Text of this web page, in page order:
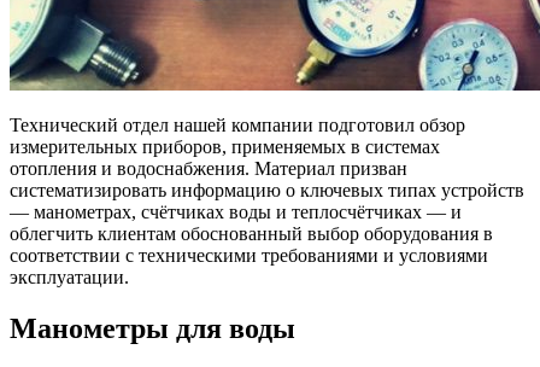
Технический отдел нашей компании подготовил обзор
измерительных приборов, применяемых в системах
отопления и водоснабжения. Материал призван
систематизировать информацию о ключевых типах устройств
— манометрах, счётчиках воды и теплосчётчиках — и
облегчить клиентам обоснованный выбор оборудования в
соответствии с техническими требованиями и условиями
эксплуатации.
Манометры для воды